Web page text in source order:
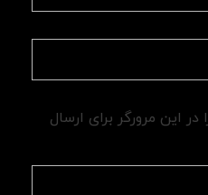
این مرورگر برای ارسال